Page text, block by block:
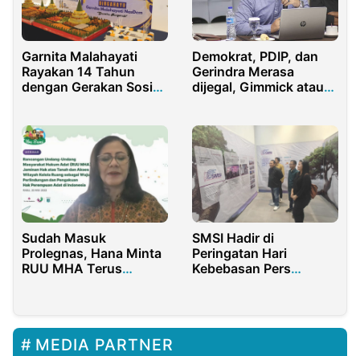
Garnita Malahayati
Rayakan 14 Tahun
dengan Gerakan Sosial
Demokrat, PDIP, dan
Gerindra Merasa
dijegal, Gimmick atau
Sudah Masuk
Prolegnas, Hana Minta
RUU MHA Terus
SMSI Hadir di
Peringatan Hari
Kebebasan Pers
MEDIA PARTNER